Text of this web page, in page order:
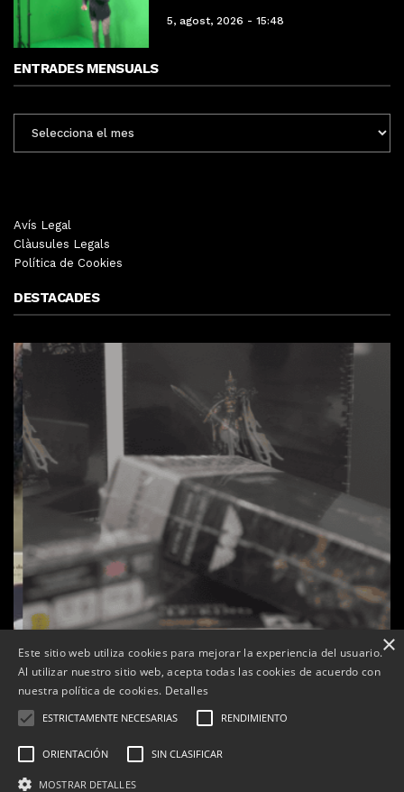
5, agost, 2026 - 15:48
ENTRADES MENSUALS
MENSUALS
Avís Legal
Clàusules Legals
Política de Cookies
DESTACADES
La botiga L’K de Balaguer es converteix en nou punt
×
Este sitio web utiliza cookies para mejorar la experiencia del usuario.
Al utilizar nuestro sitio web, acepta todas las cookies de acuerdo con
nuestra política de cookies. Detalles
ESTRICTAMENTE NECESARIAS RENDIMIENTO
ORIENTACIÓN SIN CLASIFICAR
MOSTRAR DETALLES